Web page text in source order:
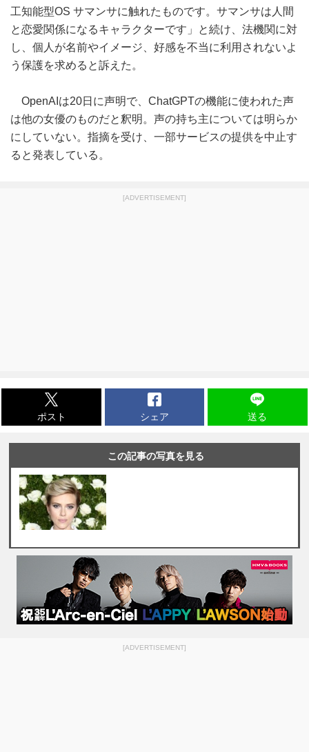
工知能型OS サマンサに触れたものです。サマンサは人間
と恋愛関係になるキャラクターです」と続け、法機関に対
し、個人が名前やイメージ、好感を不当に利用されないよ
う保護を求めると訴えた。
OpenAIは20日に声明で、ChatGPTの機能に使われた声
は他の女優のものだと釈明。声の持ち主については明らか
にしていない。指摘を受け、一部サービスの提供を中止す
ると発表している。
[ADVERTISEMENT]
ポスト シェア 送る
この記事の写真を見る
[ADVERTISEMENT]